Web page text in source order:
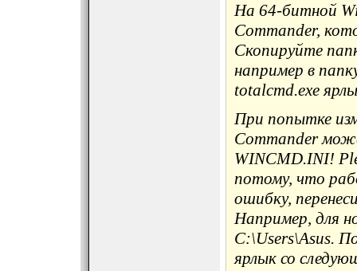
На 64-битной
Commander,
Скопируйте
например в
totalcmd.exe
При попытке
Commander
WINCMD.INI!
потому, что
ошибку,
Например, для
C:\Users\Asus.
ярлык со